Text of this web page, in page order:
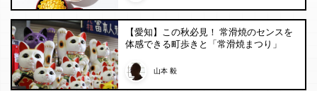
【愛知】この秋必見！ 常滑焼のセンスを
体感できる町歩きと「常滑焼まつり」
山本 毅